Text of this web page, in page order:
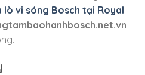
lò vi sóng Bosch tại Royal